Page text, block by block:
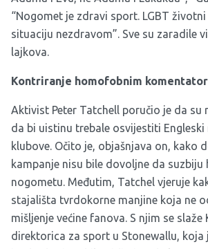
“Nogomet je zdravi sport. LGBT
situaciju nezdravom”. Sve su zaradile
lajkova.
Kontriranje homofobnim
Aktivist Peter Tatchell poručio je da su
da bi uistinu trebale osvijestiti
klubove. Očito je, objašnjava on, kako
kampanje nisu bile dovoljne da
nogometu. Međutim, Tatchel vjeruje
stajališta tvrdokorne manjine koja ne
mišljenje većine fanova. S njim se slaže
direktorica za sport u Stonewallu, koja